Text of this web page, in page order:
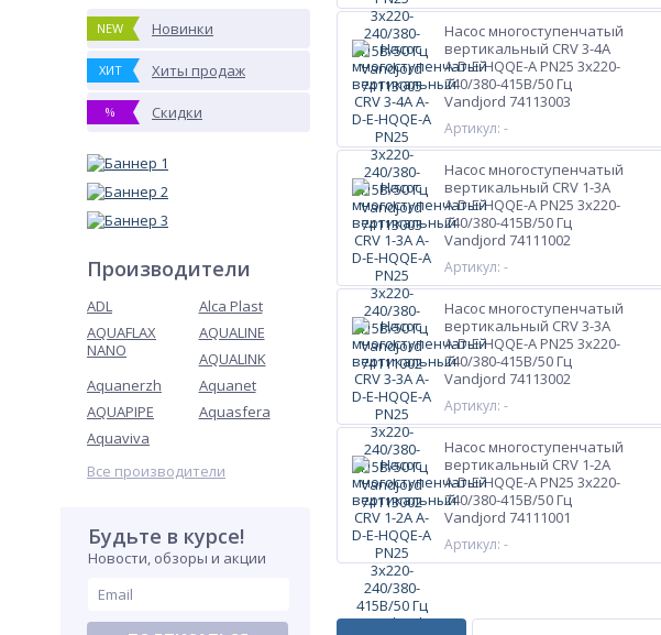
NEW Новинки
ХИТ Хиты продаж
% Скидки
Производители
ADL
Alca Plast
AQUAFLAX
NANO
AQUALINE
AQUALINK
Aquanerzh
Aquanet
AQUAPIPE
Aquasfera
Aquaviva
Все производители
Будьте в курсе!
Новости, обзоры и акции
Насос многоступенчатый
вертикальный CRV 3-4A
A-D-E-HQQE-A PN25 3х220-
240/380-415В/50 Гц
Vandjord 74113003
Артикул: -
Насос многоступенчатый
вертикальный CRV 1-3A
A-D-E-HQQE-A PN25 3х220-
240/380-415В/50 Гц
Vandjord 74111002
Артикул: -
Насос многоступенчатый
вертикальный CRV 3-3A
A-D-E-HQQE-A PN25 3х220-
240/380-415В/50 Гц
Vandjord 74113002
Артикул: -
Насос многоступенчатый
вертикальный CRV 1-2A
A-D-E-HQQE-A PN25 3х220-
240/380-415В/50 Гц
Vandjord 74111001
Артикул: -